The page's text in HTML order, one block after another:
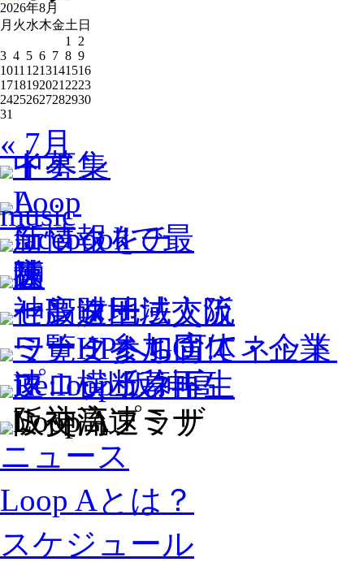
2026年8月
月 火水木金土 日
1
2
3 4 5 6 7 8 9
1011 1213141516
1718192021 2223
24252627282930
31
« 7月
ニュース
Loop Aとは？
スケジュール